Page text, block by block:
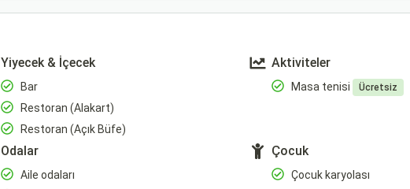
Yiyecek & İçecek
Bar
Restoran (Alakart)
Restoran (Açık Büfe)
Aktiviteler
Masa tenisi Ücretsiz
Odalar
Aile odaları
Çocuk
Çocuk karyolası